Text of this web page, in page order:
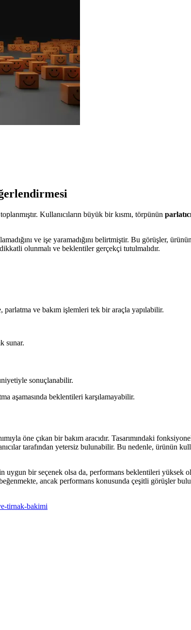
Kullanıcıların büyük bir kısmı, törpünün
ve işe yaramadığını belirtmiştir. Bu görüşler,
olunmalı ve beklentiler gerçekçi tutulmalıdır.
ve bakım işlemleri tek bir araçla yapılabilir.
sunar.
sonuçlanabilir.
aşamasında beklentileri karşılamayabilir.
öne çıkan bir bakım aracıdır. Tasarımındaki
tarafından yetersiz bulunabilir. Bu nedenle, ürünün
uygun bir seçenek olsa da, performans beklentileri yüksek
ancak performans konusunda çeşitli görüşler
tirnak-bakimi